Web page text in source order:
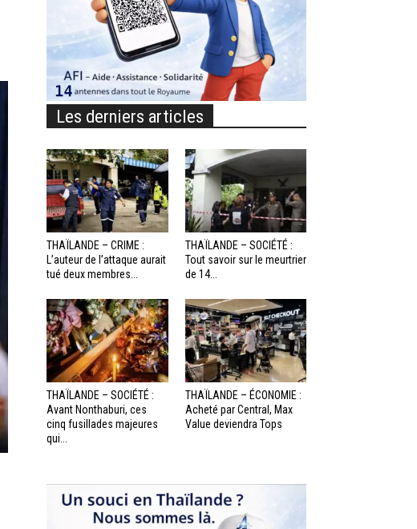
Les derniers articles
THAÏLANDE – CRIME :
L’auteur de l’attaque aurait
tué deux membres...
THAÏLANDE – SOCIÉTÉ :
Tout savoir sur le meurtrier
de 14...
THAÏLANDE – SOCIÉTÉ :
Avant Nonthaburi, ces
cinq fusillades majeures
qui...
THAÏLANDE – ÉCONOMIE :
Acheté par Central, Max
Value deviendra Tops